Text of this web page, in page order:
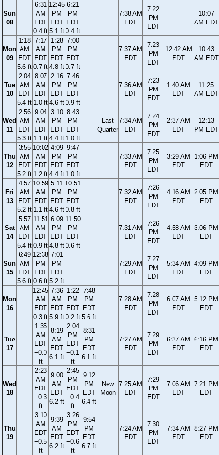
Sun
08
6:31
AM
EDT
0.4 ft
12:45
PM
EDT
5.1 ft
6:21
PM
EDT
0.4 ft
7:38 AM
EDT
7:22
PM
EDT
10:07
AM EDT
Mon
09
1:18
AM
EDT
5.6 ft
7:17
AM
EDT
0.7 ft
1:28
PM
EDT
4.8 ft
7:00
PM
EDT
0.7 ft
7:37 AM
EDT
7:23
PM
EDT
12:42 AM
EDT
10:43
AM EDT
Tue
10
2:04
AM
EDT
5.4 ft
8:07
AM
EDT
1.0 ft
2:16
PM
EDT
4.6 ft
7:46
PM
EDT
0.9 ft
7:36 AM
EDT
7:23
PM
EDT
1:40 AM
EDT
11:25
AM EDT
Wed
11
2:56
AM
EDT
5.3 ft
9:04
AM
EDT
1.1 ft
3:10
PM
EDT
4.4 ft
8:43
PM
EDT
1.0 ft
Last
Quarter
7:34 AM
EDT
7:24
PM
EDT
2:37 AM
EDT
12:13
PM EDT
Thu
12
3:55
AM
EDT
5.2 ft
10:02
AM
EDT
1.2 ft
4:09
PM
EDT
4.4 ft
9:47
PM
EDT
1.0 ft
7:33 AM
EDT
7:25
PM
EDT
3:29 AM
EDT
1:06 PM
EDT
Fri
13
4:57
AM
EDT
5.2 ft
10:59
AM
EDT
1.1 ft
5:11
PM
EDT
4.6 ft
10:51
PM
EDT
0.8 ft
7:32 AM
EDT
7:26
PM
EDT
4:16 AM
EDT
2:05 PM
EDT
Sat
14
5:57
AM
EDT
5.4 ft
11:51
AM
EDT
0.9 ft
6:09
PM
EDT
4.8 ft
11:50
PM
EDT
0.6 ft
7:31 AM
EDT
7:26
PM
EDT
4:58 AM
EDT
3:06 PM
EDT
Sun
15
6:49
AM
EDT
5.6 ft
12:38
PM
EDT
0.6 ft
7:01
PM
EDT
5.2 ft
7:29 AM
EDT
7:27
PM
EDT
5:34 AM
EDT
4:09 PM
EDT
Mon
16
12:45
AM
EDT
0.3 ft
7:36
AM
EDT
5.9 ft
1:22
PM
EDT
0.2 ft
7:48
PM
EDT
5.6 ft
7:28 AM
EDT
7:28
PM
EDT
6:07 AM
EDT
5:12 PM
EDT
Tue
17
1:35
AM
EDT
−0.0
ft
8:19
AM
EDT
6.1 ft
2:04
PM
EDT
−0.1
ft
8:31
PM
EDT
6.1 ft
7:27 AM
EDT
7:29
PM
EDT
6:37 AM
EDT
6:16 PM
EDT
Wed
18
2:23
AM
EDT
−0.3
ft
9:00
AM
EDT
6.2 ft
2:45
PM
EDT
−0.4
ft
9:12
PM
EDT
6.4 ft
New
Moon
7:25 AM
EDT
7:29
PM
EDT
7:06 AM
EDT
7:21 PM
EDT
Thu
19
3:10
AM
EDT
−0.5
ft
9:39
AM
EDT
6.2 ft
3:26
PM
EDT
−0.6
ft
9:54
PM
EDT
6.7 ft
7:24 AM
EDT
7:30
PM
EDT
7:34 AM
EDT
8:27 PM
EDT